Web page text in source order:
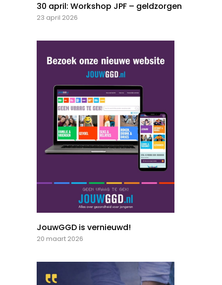
30 april: Workshop JPF – geldzorgen
23 april 2026
JouwGGD is vernieuwd!
20 maart 2026